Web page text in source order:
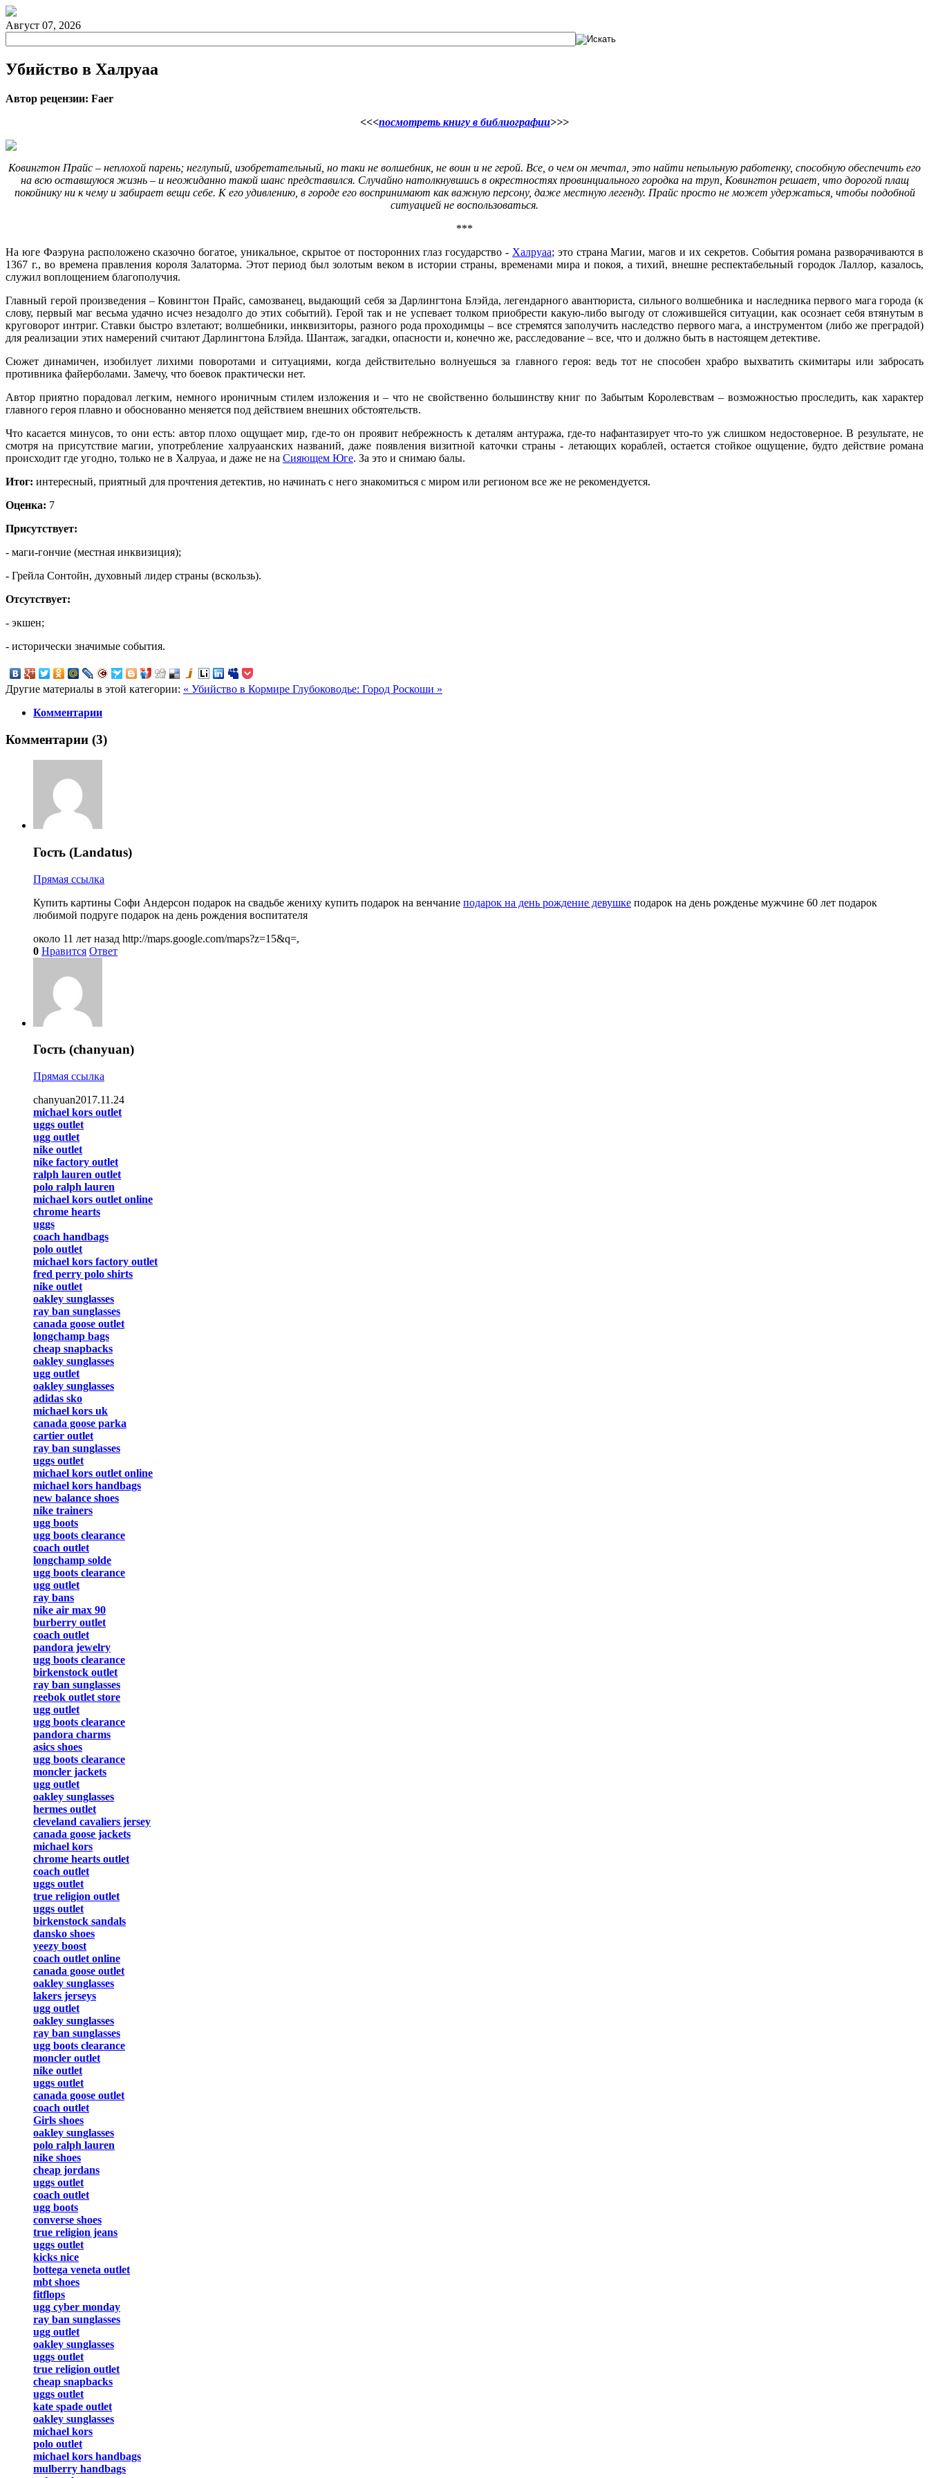
Август 07, 2026
Убийство в Халруаа
Автор рецензии: Faer
<<<посмотреть книгу в библиографии>>>
Ковингтон Прайс – неплохой парень; неглупый, изобретательный, но таки не волшебник, не воин и не герой. Все, о чем он мечтал, это найти непыльную работенку, способную обеспечить его
на всю оставшуюся жизнь – и неожиданно такой шанс представился. Случайно натолкнувшись в окрестностях провинциального городка на труп, Ковингтон решает, что дорогой плащ
покойнику ни к чему и забирает вещи себе. К его удивлению, в городе его воспринимают как важную персону, даже местную легенду. Прайс просто не может удержаться, чтобы подобной
ситуацией не воспользоваться.
***
На юге Фаэруна расположено сказочно богатое, уникальное, скрытое от посторонних глаз государство - Халруаа; это страна Магии, магов и их секретов. События романа разворачиваются в
1367 г., во времена правления короля Залаторма. Этот период был золотым веком в истории страны, временами мира и покоя, а тихий, внешне респектабельный городок Лаллор, казалось,
служил воплощением благополучия.
Главный герой произведения – Ковингтон Прайс, самозванец, выдающий себя за Дарлингтона Блэйда, легендарного авантюриста, сильного волшебника и наследника первого мага города (к
слову, первый маг весьма удачно исчез незадолго до этих событий). Герой так и не успевает толком приобрести какую-либо выгоду от сложившейся ситуации, как осознает себя втянутым в
круговорот интриг. Ставки быстро взлетают; волшебники, инквизиторы, разного рода проходимцы – все стремятся заполучить наследство первого мага, а инструментом (либо же преградой)
для реализации этих намерений считают Дарлингтона Блэйда. Шантаж, загадки, опасности и, конечно же, расследование – все, что и должно быть в настоящем детективе.
Сюжет динамичен, изобилует лихими поворотами и ситуациями, когда действительно волнуешься за главного героя: ведь тот не способен храбро выхватить скимитары или забросать
противника файерболами. Замечу, что боевок практически нет.
Автор приятно порадовал легким, немного ироничным стилем изложения и – что не свойственно большинству книг по Забытым Королевствам – возможностью проследить, как характер
главного героя плавно и обоснованно меняется под действием внешних обстоятельств.
Что касается минусов, то они есть: автор плохо ощущает мир, где-то он проявит небрежность к деталям антуража, где-то нафантазирует что-то уж слишком недостоверное. В результате, не
смотря на присутствие магии, употребление халруаанских названий, даже появления визитной каточки страны - летающих кораблей, остается стойкое ощущение, будто действие романа
происходит где угодно, только не в Халруаа, и даже не на Сияющем Юге. За это и снимаю балы.
Итог: интересный, приятный для прочтения детектив, но начинать с него знакомиться с миром или регионом все же не рекомендуется.
Оценка: 7
Присутствует:
- маги-гончие (местная инквизиция);
- Грейла Сонтойн, духовный лидер страны (вскользь).
Отсутствует:
- экшен;
- исторически значимые события.
Другие материалы в этой категории: « Убийство в Кормире Глубоководье: Город Роскоши »
Комментарии
Комментарии (3)
Гость (Landatus)
Прямая ссылка
Купить картины Софи Андерсон подарок на свадьбе жениху купить подарок на венчание подарок на день рождение девушке подарок на день рожденье мужчине 60 лет подарок
любимой подруге подарок на день рождения воспитателя
около 11 лет назад http://maps.google.com/maps?z=15&q=,
0 Нравится Ответ
Гость (chanyuan)
Прямая ссылка
chanyuan2017.11.24
michael kors outlet
uggs outlet
ugg outlet
nike outlet
nike factory outlet
ralph lauren outlet
polo ralph lauren
michael kors outlet online
chrome hearts
uggs
coach handbags
polo outlet
michael kors factory outlet
fred perry polo shirts
nike outlet
oakley sunglasses
ray ban sunglasses
canada goose outlet
longchamp bags
cheap snapbacks
oakley sunglasses
ugg outlet
oakley sunglasses
adidas sko
michael kors uk
canada goose parka
cartier outlet
ray ban sunglasses
uggs outlet
michael kors outlet online
michael kors handbags
new balance shoes
nike trainers
ugg boots
ugg boots clearance
coach outlet
longchamp solde
ugg boots clearance
ugg outlet
ray bans
nike air max 90
burberry outlet
coach outlet
pandora jewelry
ugg boots clearance
birkenstock outlet
ray ban sunglasses
reebok outlet store
ugg outlet
ugg boots clearance
pandora charms
asics shoes
ugg boots clearance
moncler jackets
ugg outlet
oakley sunglasses
hermes outlet
cleveland cavaliers jersey
canada goose jackets
michael kors
chrome hearts outlet
coach outlet
uggs outlet
true religion outlet
uggs outlet
birkenstock sandals
dansko shoes
yeezy boost
coach outlet online
canada goose outlet
oakley sunglasses
lakers jerseys
ugg outlet
oakley sunglasses
ray ban sunglasses
ugg boots clearance
moncler outlet
nike outlet
uggs outlet
canada goose outlet
coach outlet
Girls shoes
oakley sunglasses
polo ralph lauren
nike shoes
cheap jordans
uggs outlet
coach outlet
ugg boots
converse shoes
true religion jeans
uggs outlet
kicks nice
bottega veneta outlet
mbt shoes
fitflops
ugg cyber monday
ray ban sunglasses
ugg outlet
oakley sunglasses
uggs outlet
true religion outlet
cheap snapbacks
uggs outlet
kate spade outlet
oakley sunglasses
michael kors
polo outlet
michael kors handbags
mulberry handbags